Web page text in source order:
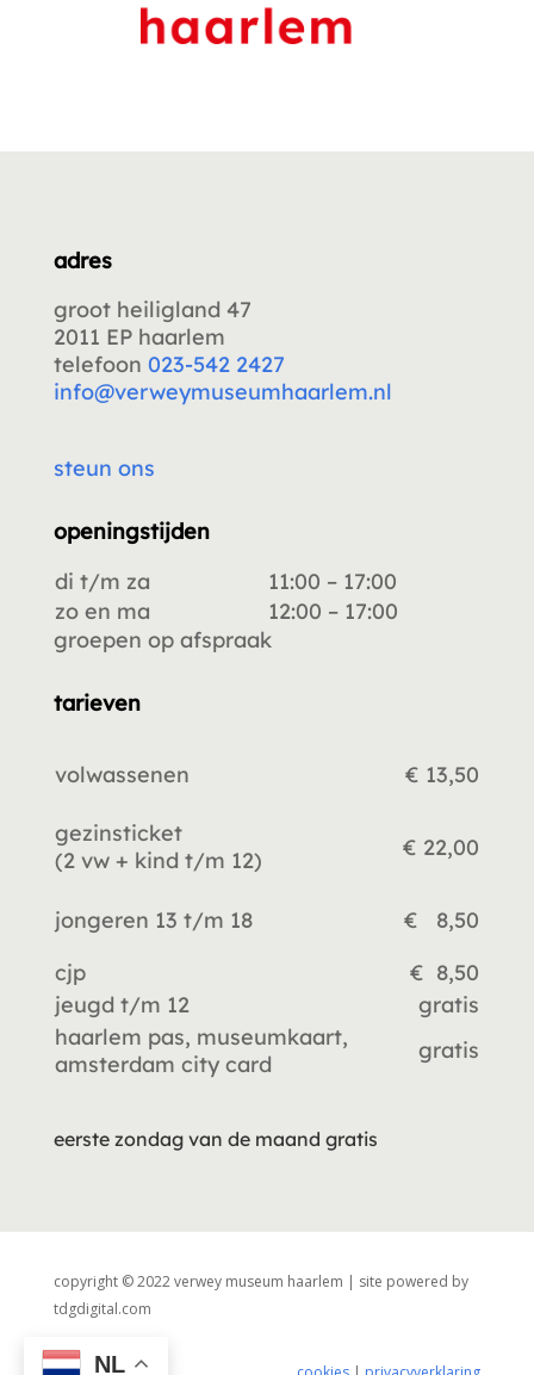
adres
groot heiligland 47
2011 EP haarlem
telefoon 023-542 2427
info@verweymuseumhaarlem.nl
steun ons
openingstijden
di t/m za
11:00 – 17:00
zo en ma
12:00 – 17:00
groepen op afspraak
tarieven
volwassenen € 13,50
gezinsticket
(2 vw + kind t/m 12) € 22,00
jongeren 13 t/m 18
€ 8,50
cjp
€ 8,50
jeugd t/m 12
gratis
haarlem pas, museumkaart,
amsterdam city card
gratis
eerste zondag van de maand gratis
copyright © 2022 verwey museum haarlem | site powered by
tdgdigital.com
NL